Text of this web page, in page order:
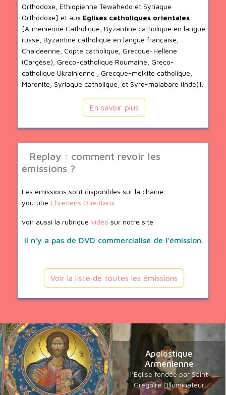
Orthodoxe, Ethiopienne Tewahedo et Syriaque
Orthodoxe] et aux Eglises catholiques orientales
[Arménienne Catholique, Byzantine catholique en langue
russe, Byzantine catholique en langue française,
Chaldéenne, Copte catholique, Grecque-Hellène
(Cargèse), Greco-catholique Roumaine, Greco-
catholique Ukrainienne , Grecque-melkite catholique,
Maronite, Syriaque catholique, et Syro-malabare (Inde)].
En savoir plus
Replay : comment revoir les
émissions ?
Les émissions sont disponibles sur la chaine
youtube Chrétiens Orientaux
voir aussi la rubrique vidéo sur notre site
Il n'y a pas de DVD commercialisé de l'émission.
Voir la liste de toutes les émissions
Apolostique
Arménienne
l’Eglise fondée par Saint
Grégoire l’Illuminateur